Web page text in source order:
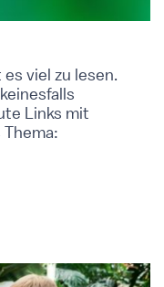
viel zu lesen.
Links mit